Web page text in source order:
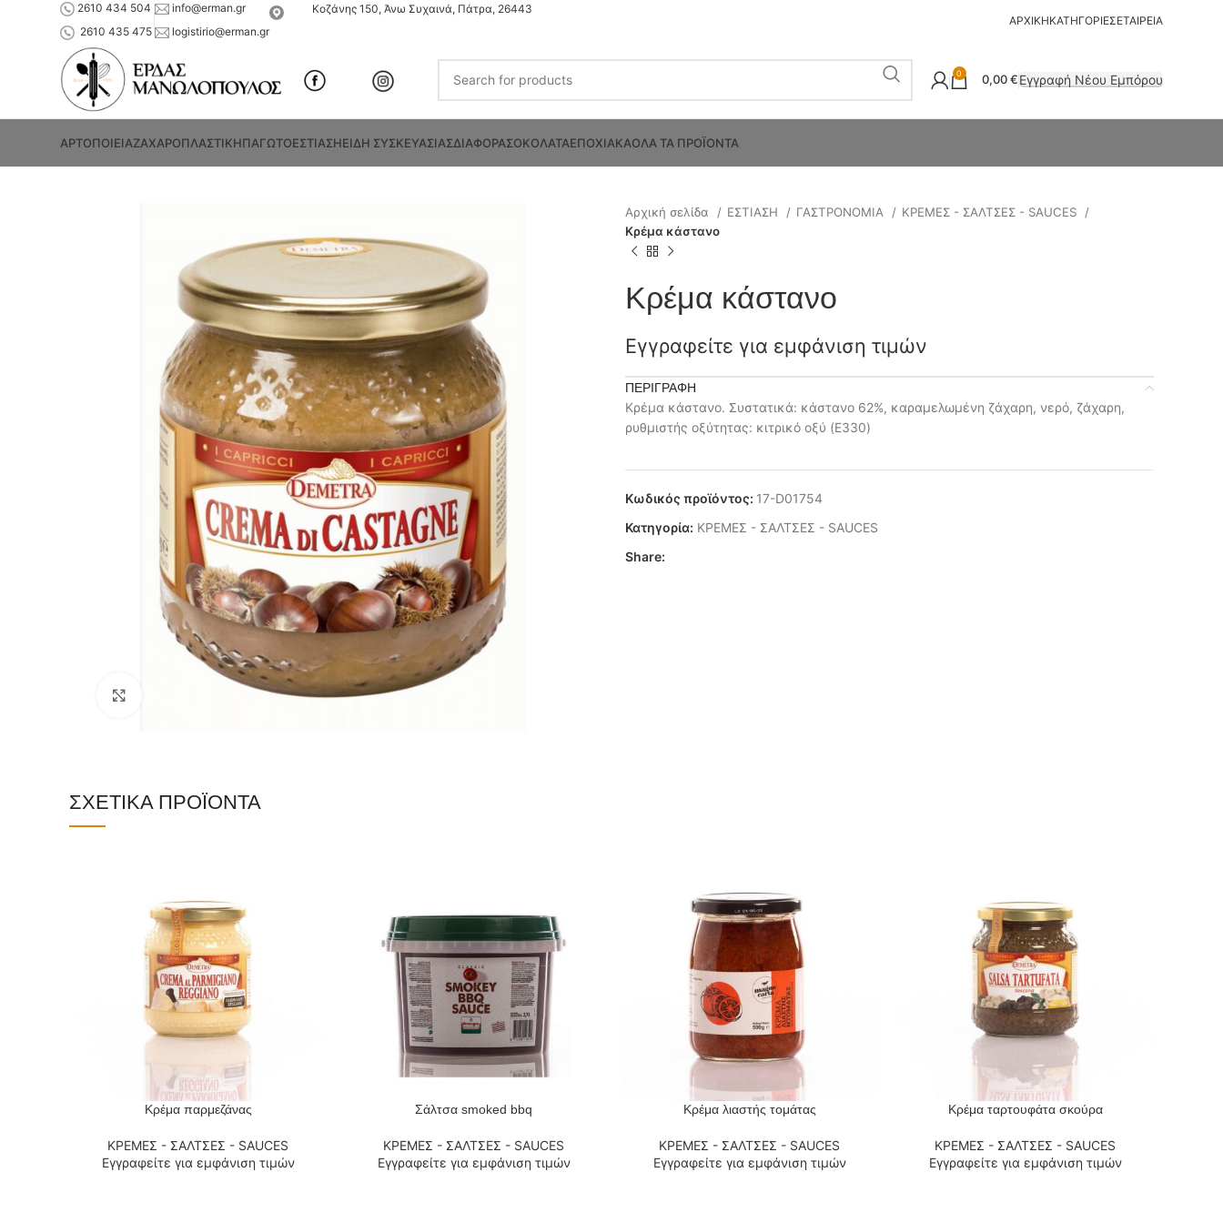
2610 434 504
2610 435 475
info@erman.gr
logistirio@erman.gr
Κοζάνης 150, Άνω Συχαινά, Πάτρα, 26443
ΑΡΧΙΚΗΚΑΤΗΓΟΡΙΕΣΕΤΑΙΡΕΙΑ
0 0,00€Εγγραφή Νέου Εμπόρου
ΑΡΤΟΠΟΙΕΙΑΖΑΧΑΡΟΠΛΑΣΤΙΚΗΠΑΓΩΤΟΕΣΤΙΑΣΗΕΙΔΗ ΣΥΣΚΕΥΑΣΙΑΣΔΙΑΦΟΡΑΣΟΚΟΛΑΤΑΕΠΟΧΙΑΚΑΟΛΑ ΤΑ ΠΡΟΪΟΝΤΑ
Αρχική σελίδα ΕΣΤΙΑΣΗ ΓΑΣΤΡΟΝΟΜΙΑ
ΚΡΕΜΕΣ - ΣΑΛΤΣΕΣ - SAUCES
Κρέμα κάστανο
Κρέμα κάστανο
Εγγραφείτε για εμφάνιση τιμών
ΠΕΡΙΓΡΑΦΉ
Κρέμα κάστανο. Συστατικά: κάστανο 62%, καραμελωμένη ζάχαρη, νερό, ζάχαρη,
ρυθμιστής οξύτητας: κιτρικό οξύ (E330)
Κωδικός προϊόντος: 17-D01754
Κατηγορία: ΚΡΕΜΕΣ - ΣΑΛΤΣΕΣ - SAUCES
Share:
ΣΧΕΤΙΚΆ ΠΡΟΪΌΝΤΑ
ΔΙΑΒΆΣΤΕ ΠΕΡΙΣΣΌΤΕΡΑ
Κρέμα παρμεζάνας
ΚΡΕΜΕΣ - ΣΑΛΤΣΕΣ - SAUCES
Εγγραφείτε για εμφάνιση τιμών
ΔΙΑΒΆΣΤΕ ΠΕΡΙΣΣΌΤΕΡΑ
Σάλτσα smoked bbq
ΚΡΕΜΕΣ - ΣΑΛΤΣΕΣ - SAUCES
Εγγραφείτε για εμφάνιση τιμών
ΔΙΑΒΆΣΤΕ ΠΕΡΙΣΣΌΤΕΡΑ
Κρέμα λιαστής τομάτας
ΚΡΕΜΕΣ - ΣΑΛΤΣΕΣ - SAUCES
Εγγραφείτε για εμφάνιση τιμών
ΔΙΑΒΆΣΤΕ ΠΕΡΙΣΣΌΤΕΡΑ
Κρέμα ταρτουφάτα σκούρα
ΚΡΕΜΕΣ - ΣΑΛΤΣΕΣ - SAUCES
Εγγραφείτε για εμφάνιση τιμών